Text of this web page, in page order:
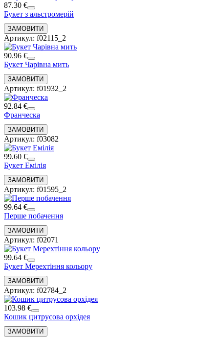
87.30 €
Букет з альстромерій
Артикул: f02115_2
90.96 €
Букет Чарівна мить
Артикул: f01932_2
92.84 €
Франческа
Артикул: f03082
99.60 €
Букет Емілія
Артикул: f01595_2
99.64 €
Перше побачення
Артикул: f02071
99.64 €
Букет Мерехтіння кольору
Артикул: f02784_2
103.98 €
Кошик цитрусова орхідея